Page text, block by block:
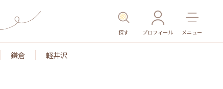
探す プロフィール メニュー
鎌倉 軽井沢